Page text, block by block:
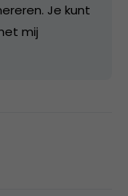
Je kunt
mij